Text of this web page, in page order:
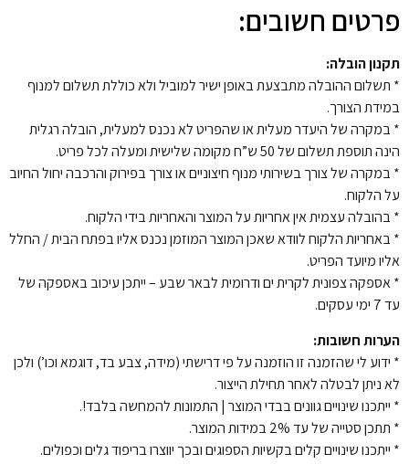
פרטים חשובים:
תקנון הובלה:
* תשלום ההובלה מתבצעת באופן ישיר למוביל ולא כוללת תשלום למנוף
במידת הצורך.
* במקרה של היעדר מעלית או שהפריט לא נכנס למעלית, הובלה רגלית
הינה תוספת תשלום של 50 ש”ח מקומה שלישית ומעלה לכל פריט.
* במקרה של צורך בשירותי מנוף חיצוניים או צורך בפירוק והרכבה יחול החיוב
על הלקוח.
* בהובלה עצמית אין אחריות על המוצר והאחריות בידי הלקוח.
* באחריות הלקוח לוודא שאכן המוצר המוזמן נכנס אליו בפתח הבית / החלל
אליו מיועד הפריט.
* אספקה צפונית לקרית ים ודרומית לבאר שבע – ייתכן עיכוב באספקה של
עד 7 ימי עסקים.
הערות חשובות:
* ידוע לי שהזמנה זו הוזמנה על פי דרישתי (מידה, צבע בד, דוגמא וכו’) ולכן
לא ניתן לבטלה לאחר תחילת הייצור.
* ייתכנו שינויים גוונים בבדי המוצר | התמונות להמחשה בלבד!.
* תתכן סטייה של עד 2% במידות המוצר.
* ייתכנו שינויים קלים בקשיות הספוגים ובכך יווצרו בריפוד גלים וכפולים.